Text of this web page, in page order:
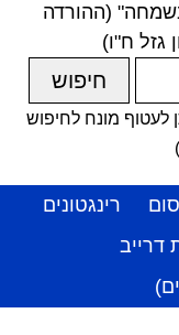
(ההורדה
גזל ח"ו)
לעטוף מונח לחיפוש
רינגטונים
דרייב